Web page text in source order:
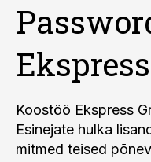
Koostöö Ekspress
Esinejate hulka
mitmed teised